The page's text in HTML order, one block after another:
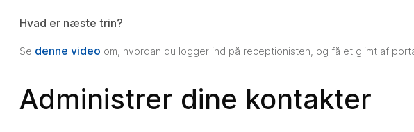
Hvad er næste trin?
Se denne video om, hvordan du logger ind på receptionisten, og få et glimt af
Administrer dine kontakter